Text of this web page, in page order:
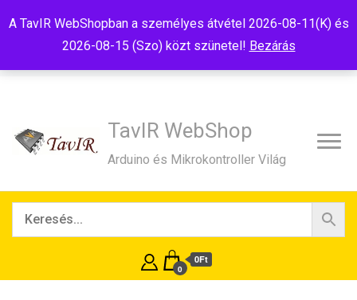
A TavIR WebShopban a személyes átvétel 2026-08-11(K) és
2026-08-15 (Szo) közt szünetel! Bezárás
TavIR WebShop
Arduino és Mikrokontroller Világ
0
0Ft